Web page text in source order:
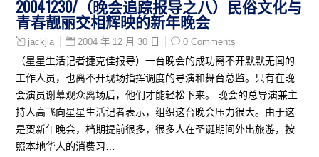
20041230/（晚会追踪报导之八）民俗文化与
青春靓丽交相辉映的新年晚会
jackjia 2004 年 12 月 30 日 0 Comments
（星星生活记者捷克佳报导）一台晚会的成功离不开默默无闻的
工作人员，也离不开现场指挥调度的导演和舞台总监。只有在晚
会演员谢幕观众离场后，他们才能轻松下来。 晚会的总导演兼主
持人高飞向星星生活记者表示，组织这台晚会压力很大。由于这
是贺新年晚会，档期提前很多，很多人在圣诞期间外出旅游，按
照本地华人的消费习…